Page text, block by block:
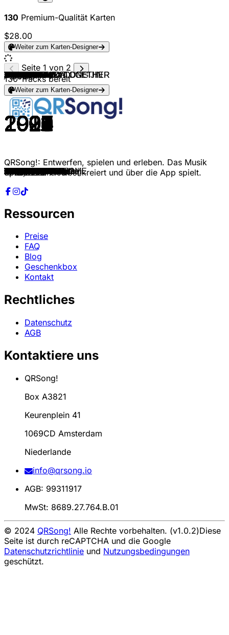
130 Premium-Qualität Karten
$28.00
Weiter zum Karten-Designer
NCT & NCT U
2016
The 7th Sense
NCT 127
2017
Cherry Bomb
NCT U
2018
Boss
SEVENTEEN
2015
Adore U
Seventeen
2016
Very Nice
Ateez
2018
Pirate King
Ateez
2019
Say My Name
ATEEZ
2021
WONDERLAND
ATEEZ
2022
Guerrilla
MCND
2024
X10
MCND
2024
Out Louder
MCND
2023
Run
MCND
2023
Pop Star
NewJeans
2024
Bubble Gum
BIGBANG
2024
HOME SWEET HOME
Jennie
2025
like JENNIE
BLACKPINK
2025
JUMP
Ive
2025
Rebel Heart
Babymonster
2024
Drip
Baby V.O.X
1999
Get Up
Fin.K.L
2000
Now
S.E.S.
2002
Just A Feeling
BoA
2002
No.1
SHINHWA
2002
Perfect Man
Jewelry
2008
One More Time
TVXQ!
2004
Hug
Lee Hyori
2003
10 Minutes
TVXQ!
2004
The Way U Are
Rain
2004
It′s Raining
SUPER JUNIOR
2006
U
SS501
2005
Snow Prince
BIGBANG
2006
La La La
SUPER JUNIOR
2007
Don't Don
Girls' Generation
2007
Into the New World
Wonder Girls
2007
Tell Me
BIGBANG
2008
Haru Haru
TVXQ! & YOO YOUNG JIN
2008
MIROTIC
Girls' Generation
2009
Gee
Super Junior
2009
Sorry, Sorry
2NE1
2009
FIRE
miss A
2010
Bad Girl Good Girl
2PM
2009
Heartbeat
BIGBANG
2011
Tonight
2NE1
2011
I Am The Best
Girls' Generation
2011
The Boys
H.O.T.
1996
CANDY
H.O.T.
1997
We are the future
H.O.T.
1998
Hope
H.O.T.
1996
Descent of Warriors
H.O.T.
1997
Full of happiness
H.O.T.
1999
I yah!
H.O.T.
1998
Line Up!
BIGBANG
2007
Lies
Bigbang
2012
Fantastic Baby
BIGBANG
2012
Blue
BIGBANG
2012
Bad Boy
EXO-K
2012
MAMA
EXO
2013
Wolf
EXO
2013
Growl
EXO-K
2014
Overdose
EXO
2015
Call me Baby
EXO
2015
Love me right
EXO
2016
Monster
EXO
2018
Love Shot
Bigbang
2015
Bang Bang Bang
BIGBANG
2015
LOSER
BIGBANG
2018
FLOWER ROAD
BTS
2017
DNA
BTS
2017
Spring Day
Blackpink
2016
Boombayah
Blackpink
2016
Whistle
Blackpink
2019
Kill This Love
TXT
2019
Crown
TXT
2019
Run away
Enhypen
2020
Given-Taken
ENHYPEN
2020
Let Me In
Enhypen
2021
Drunk-Dazed
Enhypen
2021
Fever
ENHYPEN
2022
Blessed-Cursed
ENHYPEN
2022
Future Perfect
Enhypen
2023
Bite Me
BTS
2020
Black Swan
BTS
2021
Butter
Jung Kook
2020
Still With You
Agust D
2023
Haegeum
Jimin
2023
Set Me Free Pt.2
j-hope
2022
MORE
TXT
2020
Can't You See Me?
TOMORROW X TOGETHER
2020
Blue Hour
TXT
2021
LO$ER=LO♡ER
TXT
2022
Good Boy Gone Bad
TOMORROW X TOGETHER
2021
Anti-Romantic
T-ARA
2009
Bo Peep Bo Peep
After School
2010
bang
SISTAR
2011
So Cool
INFINITE
2011
Be Mine
SHINHWA
2002
너의 결혼식 Wedding
Rain
2002
Bad Man
Fly to the Sky
2002
Sea of Love
BoA
2003
Atlantis Princess
Seite 1 von 2
130Tracks bereit
Weiter zum Karten-Designer
QRSong!: Entwerfen, spielen und erleben. Das Musik
Spiel, das ihr selbst kreiert und über die App spielt.
Ressourcen
Preise
FAQ
Blog
Geschenkbox
Kontakt
Rechtliches
Datenschutz
AGB
Kontaktiere uns
QRSong!
Box A3821
Keurenplein 41
1069CD Amsterdam
Niederlande
info@qrsong.io
AGB: 99311917
MwSt: 8689.27.764.B.01
© 2024 QRSong! Alle Rechte vorbehalten. (v1.0.2)Diese
Seite ist durch reCAPTCHA und die Google
Datenschutzrichtlinie und Nutzungsbedingungen
geschützt.